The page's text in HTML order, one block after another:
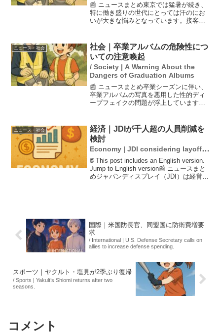
📰 ニュースまとめ東京では猛暑が続き、
特に働き盛りの世代にとっては汗のにお
いが大きな悩みとなっています。接客業
方法が紹介されました。特に、濡らした
タオルを使った新しい対...
ニュース・社会
社会｜卒業アルバムの危険性につ
いての注意喚起
/ Society | A Warning About the
Dangers of Graduation Albums
📰 ニュースまとめ卒業シーズンに伴い、
卒業アルバムの写真を悪用した性的ディ
ープフェイクの問題が浮上しています。
ような被害を防ぐため、子どもたちや保
護者に対して、顔出し写...
ニュース・社会
経済｜JDIが千人超の人員削減を
検討
Economy | JDI considering layoffs
of over a thousand employees.
🌐 This post includes an English version.
Jump to English version📰 ニュースまと
めジャパンディスプレイ（JDI）は経営再
国際｜米国防長官、同盟国に防衛費増要
求
/ International | U.S. Defense Secretary calls on
allies to increase defense spending.
スポーツ｜ヤクルト・塩見が2季ぶり復帰
/ Sports | Yakult’s Shiomi returns after two
seasons.
コメント